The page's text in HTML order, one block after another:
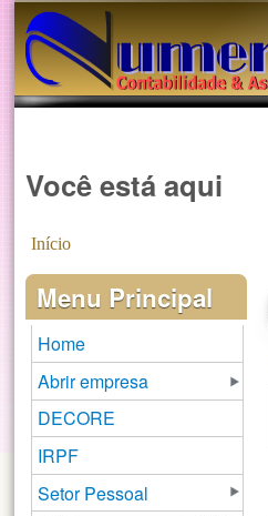
Você está aqui
Início
Menu Principal
Home
Abrir empresa
DECORE
IRPF
Setor Pessoal